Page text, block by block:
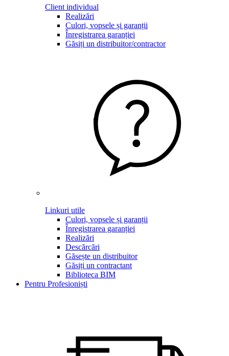
Client individual
Realizări
Culori, vopsele și garanții
Înregistrarea garanției
Găsiți un distribuitor/contractor
Linkuri utile
Culori, vopsele și garanții
Înregistrarea garanției
Realizări
Descărcări
Găsește un distribuitor
Găsiți un contractant
Biblioteca BIM
Pentru Profesioniști